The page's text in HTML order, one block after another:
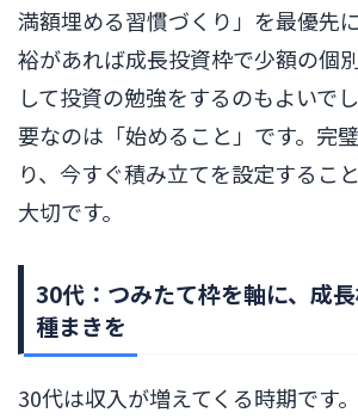
満額埋める習慣づくり」を最優先
裕があれば成長投資枠で少額の個
して投資の勉強をするのもよいで
要なのは「始めること」です。完
り、今すぐ積み立てを設定するこ
大切です。
30代：つみたて枠を軸に、成
種まきを
30代は収入が増えてくる時期です